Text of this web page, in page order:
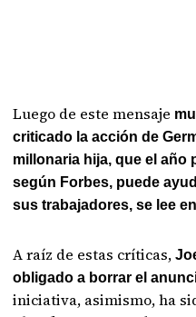
Luego de este mensaje
criticado la acción de
millonaria hija, que el año
según Forbes, puede
sus trabajadores, se lee
A raíz de estas críticas,
obligado a borrar el
iniciativa, asimismo, ha